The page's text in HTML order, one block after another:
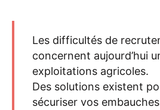
Les difficultés de
concernent aujourd’hui
exploitations agricoles.
Des solutions existent
sécuriser vos